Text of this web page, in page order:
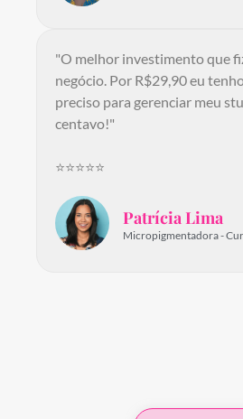
"O melhor investimento que
negócio. Por R$29,90 eu
preciso para gerenciar meu
centavo!"
⭐⭐⭐⭐⭐
Patrícia Lima
Micropigmentadora -